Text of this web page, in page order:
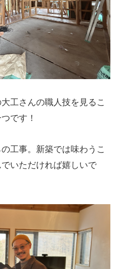
工さんの職人技を見るこ
です！
工事。新築では味わうこ
いただければ嬉しいで